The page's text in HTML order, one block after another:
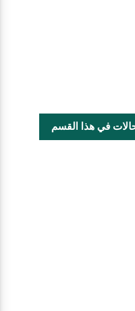
في هذا القسم